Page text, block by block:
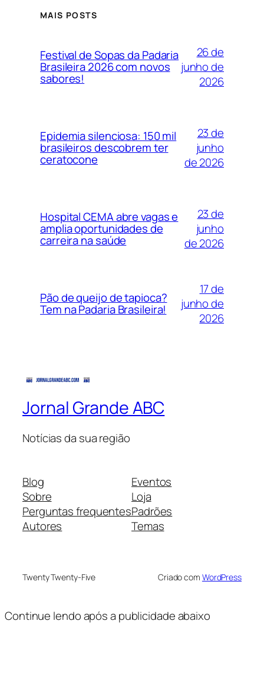
MAIS POSTS
Festival de Sopas da Padaria
Brasileira 2026 com novos
sabores!
26 de
junho de
2026
Epidemia silenciosa: 150 mil
brasileiros descobrem ter
ceratocone
23 de
junho
de 2026
Hospital CEMA abre vagas e
amplia oportunidades de
carreira na saúde
23 de
junho
de 2026
Pão de queijo de tapioca?
Tem na Padaria Brasileira!
17 de
junho de
2026
Jornal Grande ABC
Notícias da sua região
Blog
Sobre
Perguntas frequentes
Autores
Eventos
Loja
Padrões
Temas
Twenty Twenty-Five Criado com WordPress
Continue lendo após a publicidade abaixo